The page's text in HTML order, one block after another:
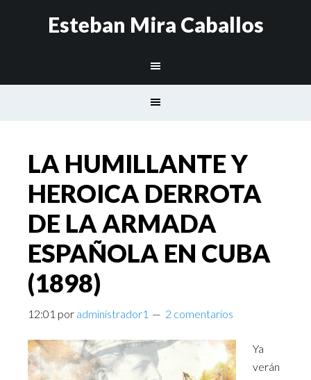
Esteban Mira Caballos
LA HUMILLANTE Y
HEROICA DERROTA
DE LA ARMADA
ESPAÑOLA EN CUBA
(1898)
12:01 por administrador1 2 comentarios
Ya
verán